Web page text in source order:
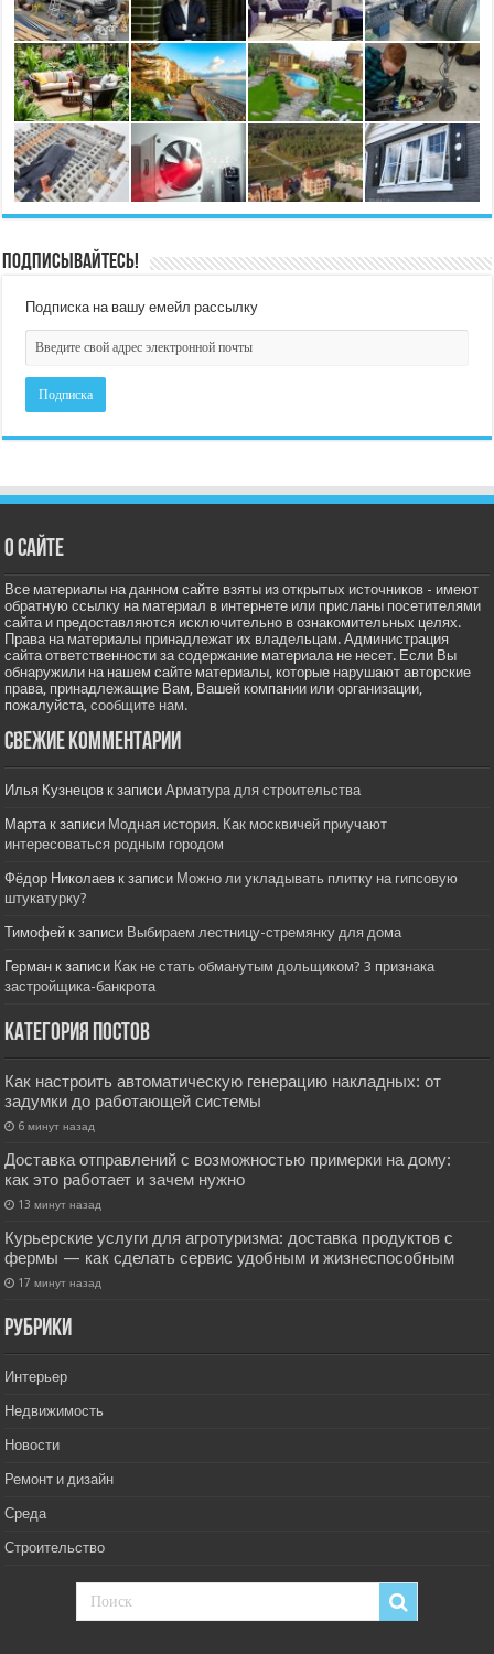
Подписывайтесь!
Подписка на вашу емейл рассылку
О сайте
Все материалы на данном сайте взяты из открытых источников - имеют
обратную ссылку на материал в интернете или присланы посетителями
сайта и предоставляются исключительно в ознакомительных целях.
Права на материалы принадлежат их владельцам. Администрация
сайта ответственности за содержание материала не несет. Если Вы
обнаружили на нашем сайте материалы, которые нарушают авторские
права, принадлежащие Вам, Вашей компании или организации,
пожалуйста,сообщите нам.
Свежие комментарии
Илья Кузнецов к записиАрматура для строительства
Мартак записи Модная история. Как москвичей приучают
интересоваться родным городом
Фёдор Николаев к записи Можно ли укладывать плитку на гипсовую
штукатурку?
Тимофей к записи Выбираем лестницу-стремянку для дома
Герман к записи Как не стать обманутым дольщиком? 3 признака
застройщика-банкрота
Категория постов
Как настроить автоматическую генерацию накладных: от
задумки до работающей системы
6 минут назад
Доставка отправлений с возможностью примерки на дому:
как это работает и зачем нужно
13 минут назад
Курьерские услуги для агротуризма: доставка продуктов с
фермы — как сделать сервис удобным и жизнеспособным
17 минут назад
РУбрики
Интерьер
Недвижимость
Новости
Ремонт и дизайн
Среда
Строительство